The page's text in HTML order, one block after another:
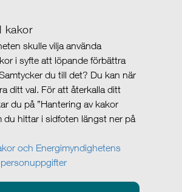
kakor
skulle vilja använda
i syfte att löpande förbättra
du till det? Du kan när
ditt val. För att återkalla ditt
du på ”Hantering av kakor
du hittar i sidfoten längst ner på
och Energimyndighetens